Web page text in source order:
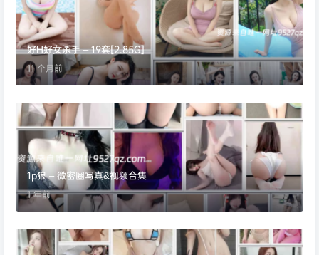
好H好女杀手 – 19套[2.85G]
11 个月前
1p狼 – 微密圈写真&视频合集
1 年前